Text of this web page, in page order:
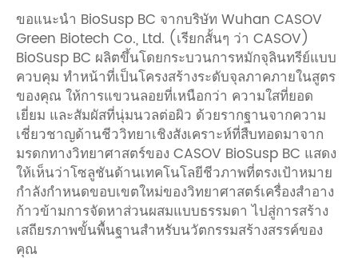
ขอแนะนำ BioSusp BC จากบริษัท Wuhan CASOV
Green Biotech Co., Ltd. (เรียกสั้นๆ ว่า CASOV)
BioSusp BC ผลิตขึ้นโดยกระบวนการหมักจุลินทรีย์แบบ
ควบคุม ทำหน้าที่เป็นโครงสร้างระดับจุลภาคภายในสูตร
ของคุณ ให้การแขวนลอยที่เหนือกว่า ความใสที่ยอด
เยี่ยม และสัมผัสที่นุ่มนวลต่อผิว ด้วยรากฐานจากความ
เชี่ยวชาญด้านชีววิทยาเชิงสังเคราะห์ที่สืบทอดมาจาก
มรดกทางวิทยาศาสตร์ของ CASOV BioSusp BC แสดง
ให้เห็นว่าโซลูชันด้านเทคโนโลยีชีวภาพที่ตรงเป้าหมาย
กำลังกำหนดขอบเขตใหม่ของวิทยาศาสตร์เครื่องสำอาง
ก้าวข้ามการจัดหาส่วนผสมแบบธรรมดา ไปสู่การสร้าง
เสถียรภาพขั้นพื้นฐานสำหรับนวัตกรรมสร้างสรรค์ของ
คุณ